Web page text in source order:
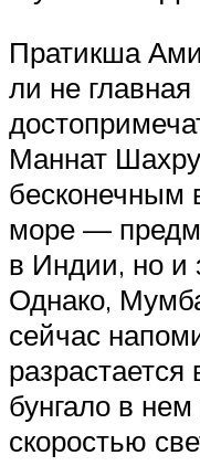
Пратикша
ли не главная
Маннат
бесконечным
море —
в Индии, но и
Однако,
сейчас
разрастается
бунгало в
скоростью